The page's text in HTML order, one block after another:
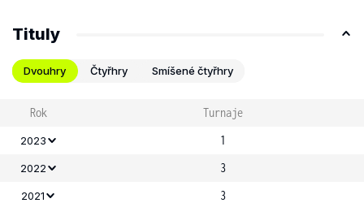
Tituly
Dvouhry Čtyřhry Smíšené čtyřhry
Rok Turnaje
2023 1
2022 3
2021 3